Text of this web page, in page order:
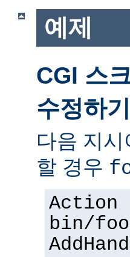
예제
CGI 스
수정하기
다음 지
할 경우
Action
bin/